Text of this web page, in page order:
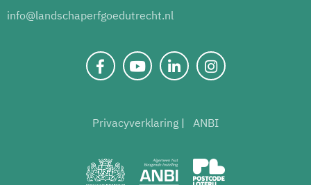
info@landschaperfgoedutrecht.nl
Privacyverklaring ANBI